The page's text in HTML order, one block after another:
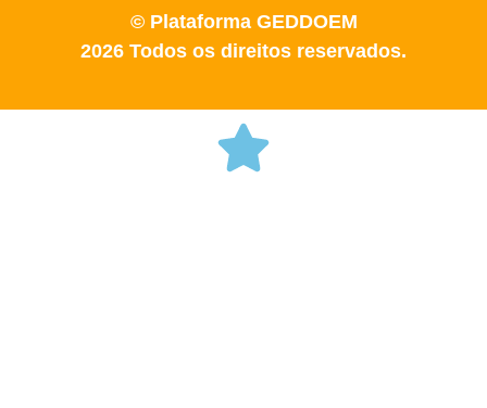
© Plataforma GEDDOEM
2026 Todos os direitos reservados.